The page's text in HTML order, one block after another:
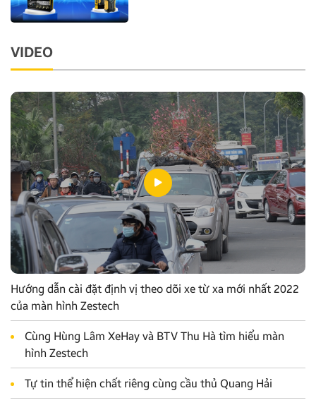
VIDEO
Hướng dẫn cài đặt định vị theo dõi xe từ xa mới nhất 2022
của màn hình Zestech
Cùng Hùng Lâm XeHay và BTV Thu Hà tìm hiểu màn
hình Zestech
Tự tin thể hiện chất riêng cùng cầu thủ Quang Hải